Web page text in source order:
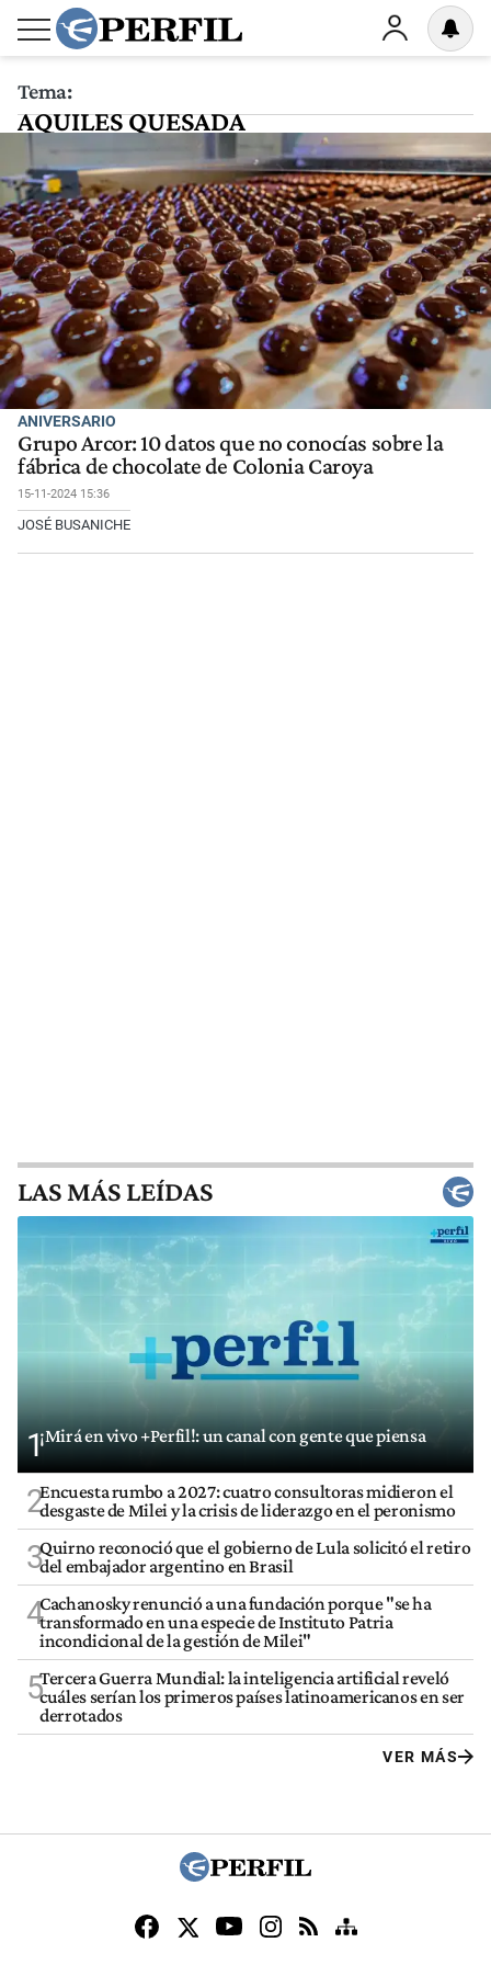
Tema:
AQUILES QUESADA
ANIVERSARIO
Grupo Arcor: 10 datos que no conocías sobre la
fábrica de chocolate de Colonia Caroya
15-11-2024 15:36
JOSÉ BUSANICHE
LAS MÁS LEÍDAS
1¡Mirá en vivo +Perfil!: un canal con gente que piensa
2Encuesta rumbo a 2027: cuatro consultoras midieron el
desgaste de Milei y la crisis de liderazgo en el peronismo
3Quirno reconoció que el gobierno de Lula solicitó el retiro
del embajador argentino en Brasil
4Cachanosky renunció a una fundación porque "se ha
transformado en una especie de Instituto Patria
incondicional de la gestión de Milei"
5Tercera Guerra Mundial: la inteligencia artificial reveló
cuáles serían los primeros países latinoamericanos en ser
derrotados
VER MÁS